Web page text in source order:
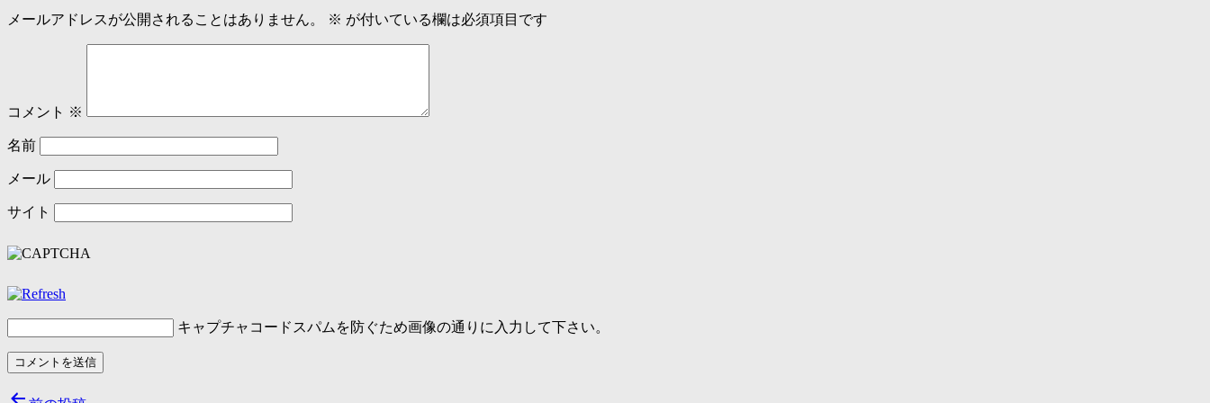
メールアドレスが公開されることはありません。 ※ が付いている欄は必須項目です
コメント ※
名前
メール
サイト
キャプチャコードスパムを防ぐため画像の通りに入力して下さい。